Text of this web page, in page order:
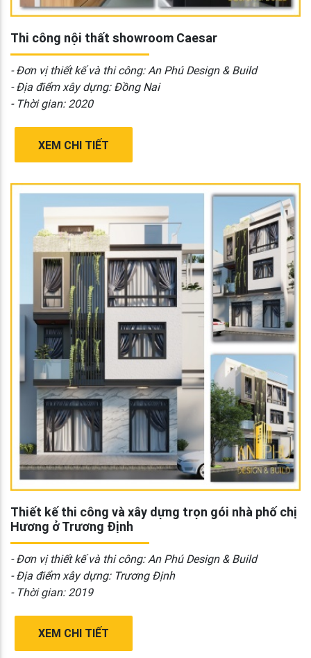
Thi công nội thất showroom Caesar
- Đơn vị thiết kế và thi công: An Phú Design & Build
- Địa điểm xây dựng: Đồng Nai
- Thời gian: 2020
XEM CHI TIẾT
Thiết kế thi công và xây dựng trọn gói nhà phố chị
Hương ở Trương Định
- Đơn vị thiết kế và thi công: An Phú Design & Build
- Địa điểm xây dựng: Trương Định
- Thời gian: 2019
XEM CHI TIẾT